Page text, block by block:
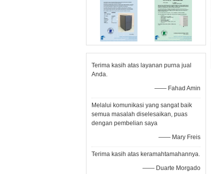
Terima kasih atas layanan purna jual
Anda.
—— Fahad Amin
Melalui komunikasi yang sangat baik
semua masalah diselesaikan, puas
dengan pembelian saya
—— Mary Freis
Terima kasih atas keramahtamahannya.
—— Duarte Morgado